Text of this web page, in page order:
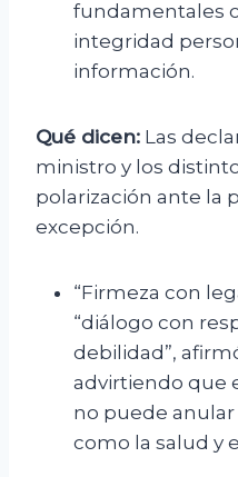
fundamentales
integridad
información.
Qué dicen: Las
ministro y los
polarización ante la
excepción.
“Firmeza con
“diálogo con
debilidad”,
advirtiendo que
no puede anular
como la salud y